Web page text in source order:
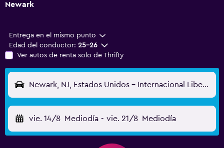
Newark
Entrega en el mismo punto
Edad del conductor: 25-26
Ver autos de renta solo de Thrifty
Newark, NJ, Estados Unidos - Internacional Libertad de Newark (EWR)
vie. 14/8 Mediodía - vie. 21/8 Mediodía